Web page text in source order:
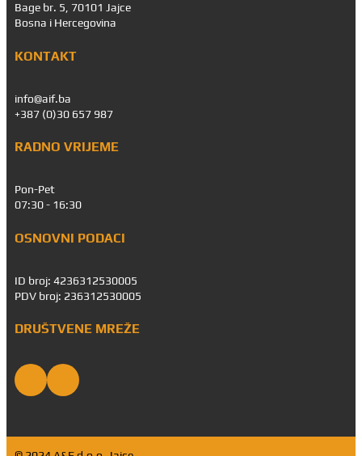
Bage br. 5, 70101 Jajce
Bosna i Hercegovina
KONTAKT
info@aif.ba
+387 (0)30 657 987
RADNO VRIJEME
Pon-Pet
07:30 - 16:30
OSNOVNI PODACI
ID broj: 4236312530005
PDV broj: 236312530005
DRUŠTVENE MREŽE